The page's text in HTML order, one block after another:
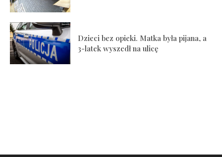
Dzieci bez opieki. Matka była pijana, a
3-latek wyszedł na ulicę